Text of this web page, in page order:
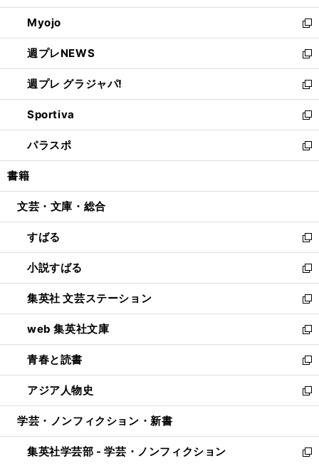
開
く
ウ
で
開
く
ン
ド
ウ
で
開
く
ウ
ィ
ン
ド
ウ
で
開
く
Myojo
新
し
い
ウ
ィ
ン
ド
ウ
で
開
週プレNEWS
新
し
い
ウ
ィ
ン
ド
ウ
開
週プレ グラジャパ!
新
し
い
ウ
ィ
ン
ウ
開
く
Sportiva
新
し
い
ウ
ン
ウ
で
開
く
パラスポ
新
し
ウ
ン
ド
ウ
で
開
く
書籍
文芸・文庫・総合
すばる
新
し
い
ウ
ィ
ン
ド
ウ
で
開
く
小説すばる
新
し
い
ウ
ィ
ン
ド
ウ
で
開
集英社 文芸ステーション
新
し
い
ウ
ィ
ン
ド
ウ
開
く
web 集英社文庫
新
し
い
ウ
ィ
ン
ウ
で
青春と読書
新
し
い
ウ
ン
ド
アジア人物史
新
し
ウ
ィ
学芸・ノンフィクション・新書
集英社学芸部 - 学芸・ノンフィクション
新